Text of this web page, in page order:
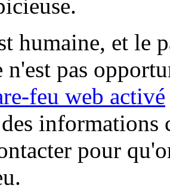
humaine, et le
n'est pas
feu web activé
informations
pour